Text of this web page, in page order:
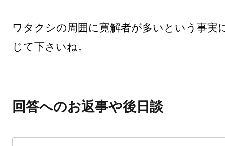
ワタクシの周囲に寛解者が多いという事実
じて下さいね。
回答へのお返事や後日談